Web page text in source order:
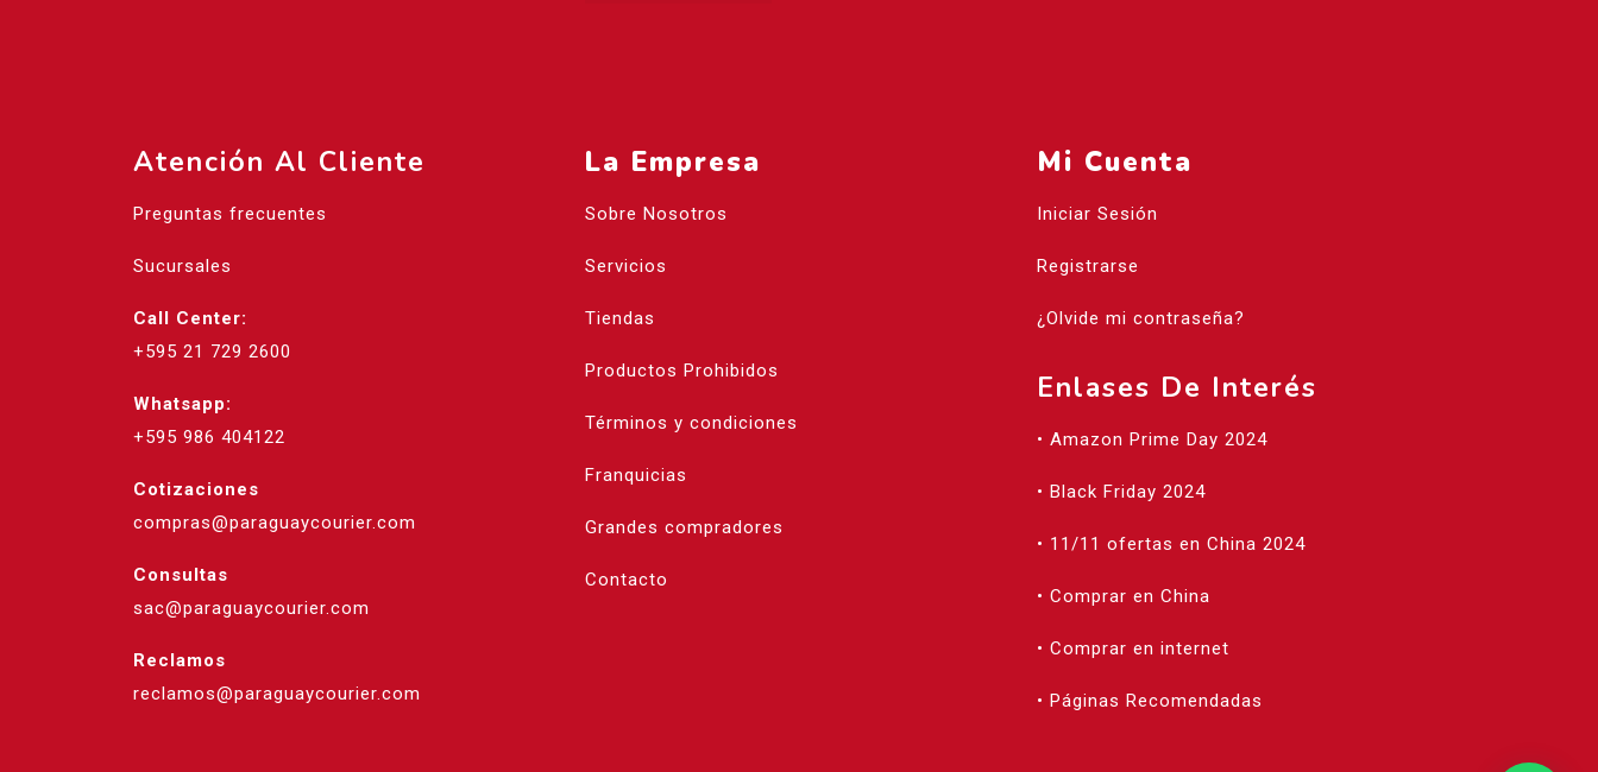
Atención Al Cliente
Preguntas frecuentes
Sucursales
Call Center:
+595 21 729 2600
Whatsapp:
+595 986 404122
Cotizaciones
compras@paraguaycourier.com
Consultas
sac@paraguaycourier.com
Reclamos
reclamos@paraguaycourier.com
La Empresa
Sobre Nosotros
Servicios
Tiendas
Productos Prohibidos
Términos y condiciones
Franquicias
Grandes compradores
Contacto
Mi Cuenta
Iniciar Sesión
Registrarse
¿Olvide mi contraseña?
Enlases De Interés
• Amazon Prime Day 2024
• Black Friday 2024
• 11/11 ofertas en China 2024
• Comprar en China
• Comprar en internet
• Páginas Recomendadas